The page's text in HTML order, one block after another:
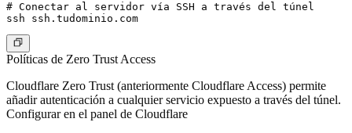
# Conectar al servidor vía SSH a través del túnel
Políticas de Zero Trust Access
Cloudflare Zero Trust (anteriormente Cloudflare Access) permite
añadir autenticación a cualquier servicio expuesto a través del túnel.
Configurar en el panel de Cloudflare